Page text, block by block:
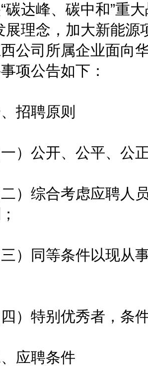
碳达峰、碳中和”重
展理念，加大新能
公司所属企业面向
项公告如下：
聘原则
公开、公平、公
综合考虑应聘人员
同等条件以现从事
特别优秀者，条件
聘条件